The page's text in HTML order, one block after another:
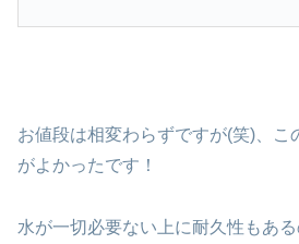
お値段は相変わらずですが(笑)、こ
がよかったです！
水が一切必要ない上に耐久性もあ